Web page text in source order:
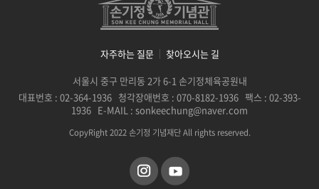
자주하는 질문
찾아오시는 길
서울시 중구 만리동 2가 6-1 손기정체육공원내
대표번호 : 02-364-1936 청각장애번호 : 070-8182-1936 팩스 : 02-393-
1936 E-MAIL : sonkeechung@naver.com
CopyRight 2022 손기정 기념재단 All rights reserved.